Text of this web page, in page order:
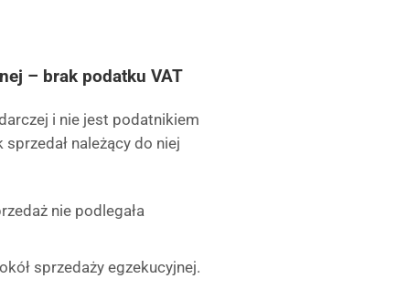
– brak podatku VAT
i nie jest podatnikiem
należący do niej
nie podlegała
sprzedaży egzekucyjnej.